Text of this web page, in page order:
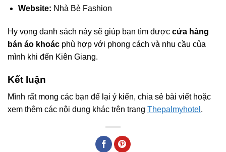
Website: Nhà Bè Fashion
Hy vọng danh sách này sẽ giúp bạn tìm được cửa hàng
bán áo khoác phù hợp với phong cách và nhu cầu của
mình khi đến Kiên Giang.
Kết luận
Mình rất mong các bạn để lại ý kiến, chia sẻ bài viết hoặc
xem thêm các nội dung khác trên trang Thepalmyhotel .